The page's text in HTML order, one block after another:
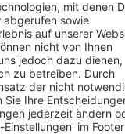
Konsortium setzt
4.0 (für
Circular Economy
Produktpass. Schon
(circularity.ID Open Data
). Im gleichen Jahr
lebt und
St.Gallen und